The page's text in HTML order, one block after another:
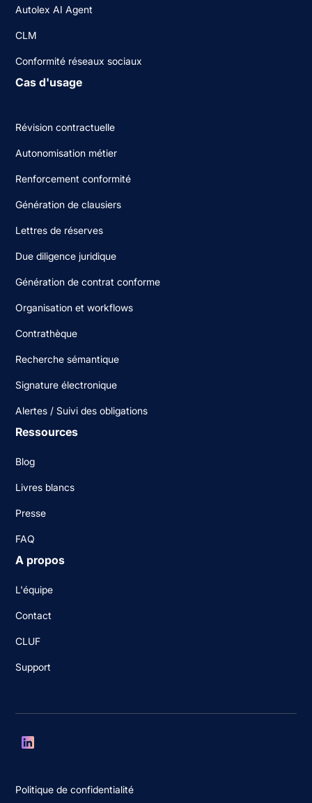
Autolex AI Agent
CLM
Conformité réseaux sociaux
Cas d'usage
Révision contractuelle
Autonomisation métier
Renforcement conformité
Génération de clausiers
Lettres de réserves
Due diligence juridique
Génération de contrat conforme
Organisation et workflows
Contrathèque
Recherche sémantique
Signature électronique
Alertes / Suivi des obligations
Ressources
Blog
Livres blancs
Presse
FAQ
A propos
L'équipe
Contact
CLUF
Support
Politique de confidentialité